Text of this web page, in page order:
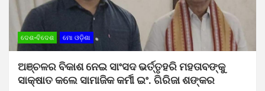
ଦେଶ-ବିଦେଶ ମୋ ଓଡ଼ିଶା
ଅଞ୍ଚଳର ବିକାଶ ନେଇ ସାଂସଦ ଭର୍ତ୍ତୃହରି ମହତାବଙ୍କୁ
ସାକ୍ଷାତ କଲେ ସାମାଜିକ କର୍ମୀ ଇଂ. ଗିରିଜା ଶଙ୍କର